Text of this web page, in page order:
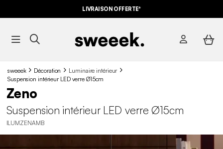
LIVRAISON OFFERTE*
sweeek Décoration
Luminaire intérieur
Suspension intérieur LED verre Ø15cm
Zeno
Suspension intérieur LED verre Ø15cm
ILUMZENAMB